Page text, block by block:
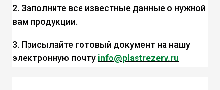
2. Заполните все известные данные о нужной
вам продукции.
3. Присылайте готовый документ на нашу
электронную почту info@plastrezerv.ru